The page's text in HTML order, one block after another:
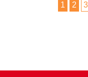
1 2 3